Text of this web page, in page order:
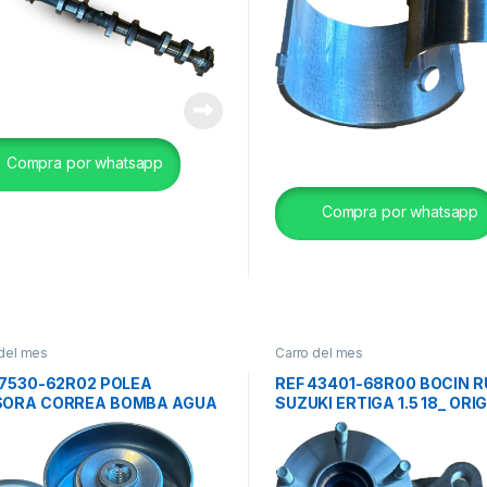
Compra por whatsapp
Compra por whatsapp
mes
62R02 POLEA
CORREA BOMBA AGUA
ERTIGA 1.5 _BALENO 1.5
ORIG
Carro del mes
REF 43401-68R00 BOCIN
SUZUKI ERTIGA 1.5 18_